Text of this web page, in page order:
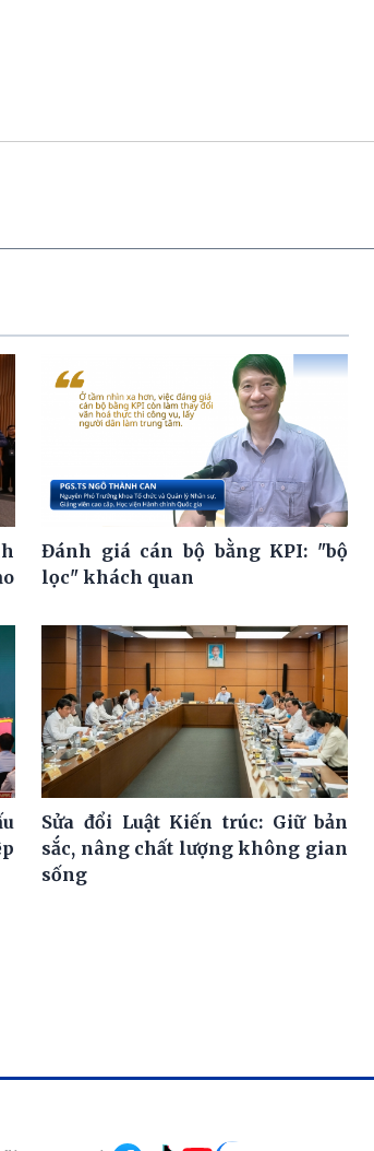
Đánh giá cán bộ bằng KPI: "bộ
lọc" khách quan
Sửa đổi Luật Kiến trúc: Giữ bản
sắc, nâng chất lượng không gian
sống
xã hội